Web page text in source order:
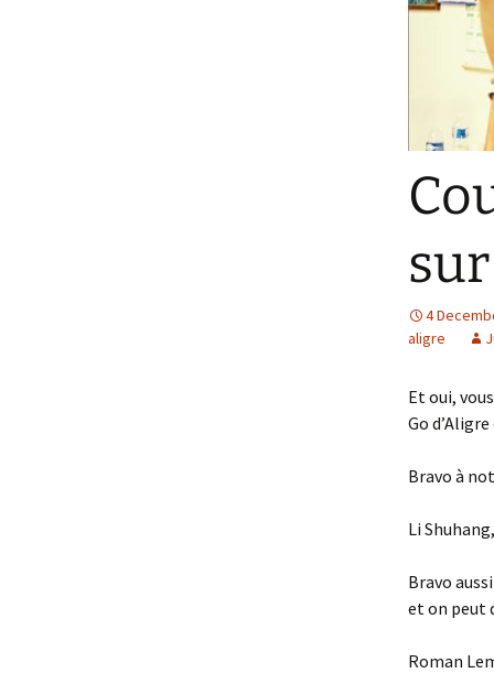
4
aligre
Et oui,
Go
Bravo à
Li
Bravo
et on peut
Roman